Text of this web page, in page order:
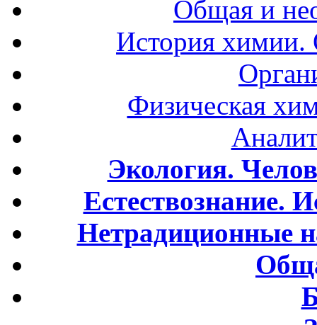
Общая и
История
Физическая
Экология.
Естествознание.
Нетрадиционные